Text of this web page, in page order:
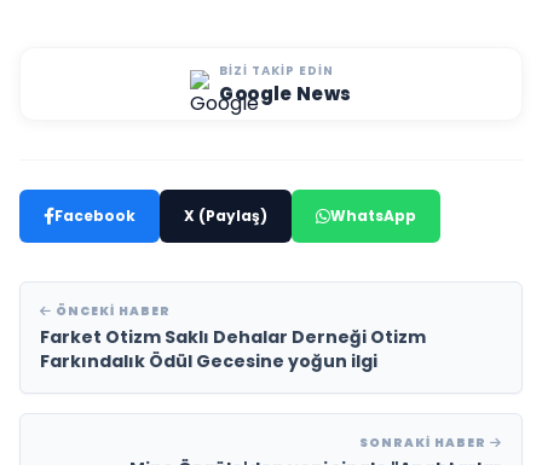
BIZI TAKIP EDIN
Google News
Facebook X (Paylaş) WhatsApp
ÖNCEKI HABER
Farket Otizm Saklı Dehalar Derneği Otizm
Farkındalık Ödül Gecesine yoğun ilgi
SONRAKI HABER